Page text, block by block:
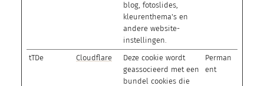
blog, fotoslides,
kleurenthema's en
andere website-
instellingen.
tTDe Cloudflare
Deze cookie wordt
geassocieerd met een
bundel cookies die
Perman
ent